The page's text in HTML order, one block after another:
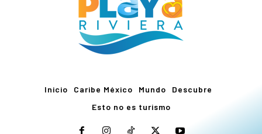
Inicio Caribe México Mundo
Descubre
Esto no es turismo